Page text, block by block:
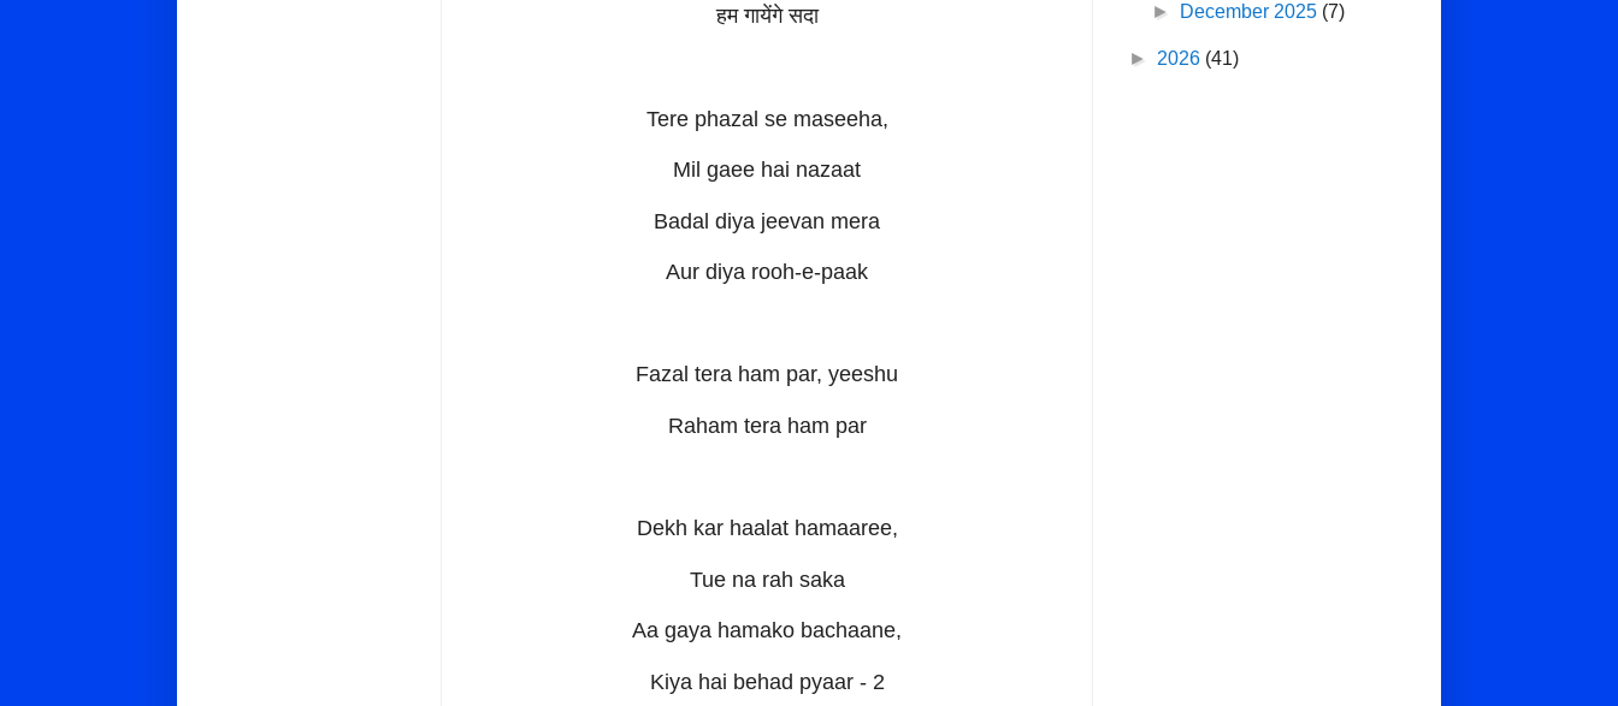
हम गायेंगे सदा
Tere phazal se maseeha,
Mil gaee hai nazaat
Badal diya jeevan mera
Aur diya rooh-e-paak
Fazal tera ham par, yeeshu
Raham tera ham par
Dekh kar haalat hamaaree,
Tue na rah saka
Aa gaya hamako bachaane,
Kiya hai behad pyaar - 2
►
December 2025 (7)
► 2026 (41)